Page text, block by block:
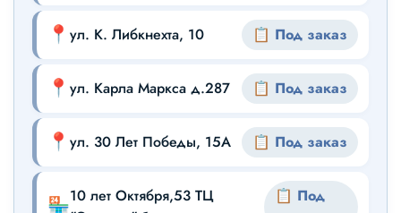
📍 ул. К. Либкнехта, 10 📋 Под заказ
📍 ул. Карла Маркса д.287 📋 Под заказ
📍 ул. 30 Лет Победы, 15А 📋 Под заказ
🏪10 лет Октября,53 ТЦ
📋 Под